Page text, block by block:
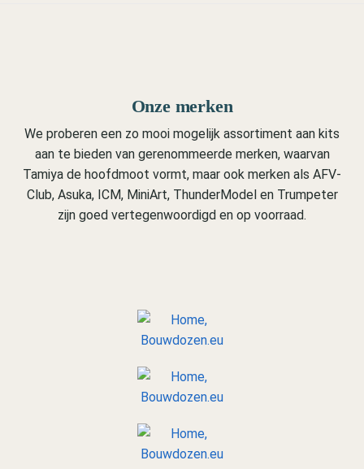
Onze merken
We proberen een zo mooi mogelijk assortiment aan kits
aan te bieden van gerenommeerde merken, waarvan
Tamiya de hoofdmoot vormt, maar ook merken als AFV-
Club, Asuka, ICM, MiniArt, ThunderModel en Trumpeter
zijn goed vertegenwoordigd en op voorraad.